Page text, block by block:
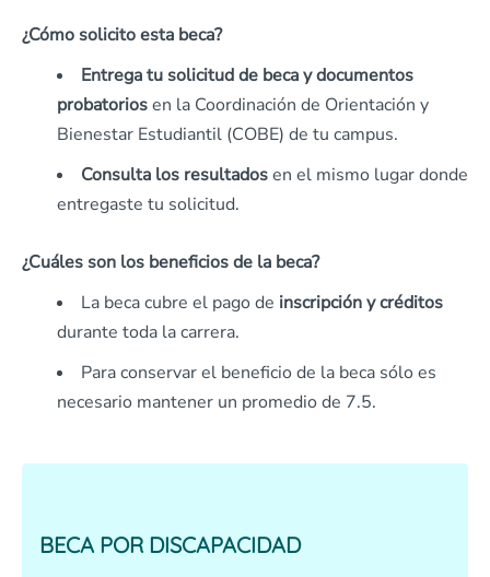
¿Cómo solicito esta beca?
Entrega tu solicitud de beca y documentos
probatoriosen la Coordinación de Orientación y
Bienestar Estudiantil (COBE) de tu campus.
Consulta los resultadosen el mismo lugar donde
entregaste tu solicitud.
¿Cuáles son los beneficios de la beca?
La beca cubre el pago de inscripción y créditos
durante toda la carrera.
Para conservar el beneficio de la beca sólo es
necesario mantener un promedio de 7.5.
BECA POR DISCAPACIDAD